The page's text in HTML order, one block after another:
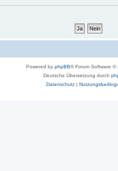
Powered by phpBB® Forum Software ©
Deutsche Übersetzung durch
Datenschutz|